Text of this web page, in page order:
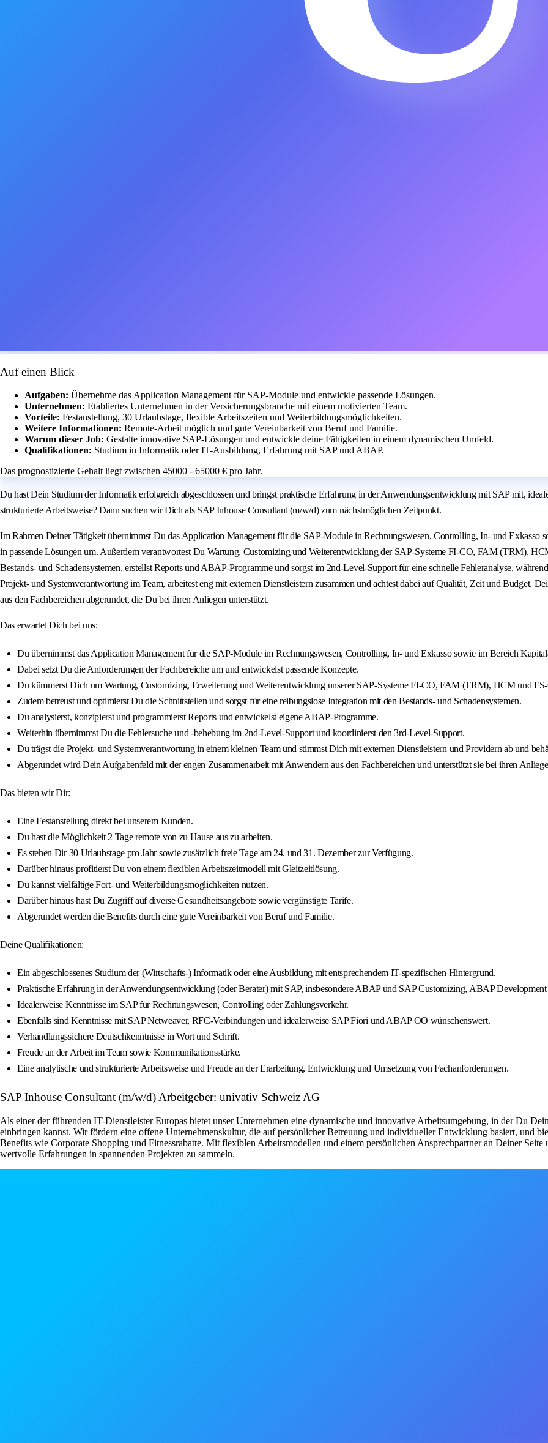
Auf einen Blick
Aufgaben: Übernehme das Application Management für SAP-Module und entwickle passende Lösungen.
Unternehmen: Etabliertes Unternehmen in der Versicherungsbranche mit einem motivierten Team.
Vorteile: Festanstellung, 30 Urlaubstage, flexible Arbeitszeiten und Weiterbildungsmöglichkeiten.
Weitere Informationen: Remote-Arbeit möglich und gute Vereinbarkeit von Beruf und Familie.
Warum dieser Job: Gestalte innovative SAP-Lösungen und entwickle deine Fähigkeiten in einem dynamischen Umfeld.
Qualifikationen: Studium in Informatik oder IT-Ausbildung, Erfahrung mit SAP und ABAP.
Das prognostizierte Gehalt liegt zwischen 45000 - 65000 € pro Jahr.
Du hast Dein Studium der Informatik erfolgreich abgeschlossen und bringst praktische Erfahrung in der Anwendungsentwicklung mit SAP mit,
strukturierte Arbeitsweise? Dann suchen wir Dich als SAP Inhouse Consultant (m/w/d) zum nächstmöglichen Zeitpunkt.
Im Rahmen Deiner Tätigkeit übernimmst Du das Application Management für die SAP-Module in Rechnungswesen, Controlling, In- und Exkasso
in passende Lösungen um. Außerdem verantwortest Du Wartung, Customizing und Weiterentwicklung der SAP-Systeme FI-CO, FAM (TRM),
Bestands- und Schadensystemen, erstellst Reports und ABAP-Programme und sorgst im 2nd-Level-Support für eine schnelle Fehleranalyse,
Projekt- und Systemverantwortung im Team, arbeitest eng mit externen Dienstleistern zusammen und achtest dabei auf Qualität, Zeit und Budget.
aus den Fachbereichen abgerundet, die Du bei ihren Anliegen unterstützt.
Das erwartet Dich bei uns:
Du übernimmst das Application Management für die SAP-Module im Rechnungswesen, Controlling, In- und Exkasso sowie im Bereich
Dabei setzt Du die Anforderungen der Fachbereiche um und entwickelst passende Konzepte.
Du kümmerst Dich um Wartung, Customizing, Erweiterung und Weiterentwicklung unserer SAP-Systeme FI-CO, FAM (TRM), HCM und
Zudem betreust und optimierst Du die Schnittstellen und sorgst für eine reibungslose Integration mit den Bestands- und Schadensystemen.
Du analysierst, konzipierst und programmierst Reports und entwickelst eigene ABAP-Programme.
Weiterhin übernimmst Du die Fehlersuche und -behebung im 2nd-Level-Support und koordinierst den 3rd-Level-Support.
Du trägst die Projekt- und Systemverantwortung in einem kleinen Team und stimmst Dich mit externen Dienstleistern und Providern ab und
Abgerundet wird Dein Aufgabenfeld mit der engen Zusammenarbeit mit Anwendern aus den Fachbereichen und unterstützt sie bei ihren
Das bieten wir Dir:
Eine Festanstellung direkt bei unserem Kunden.
Du hast die Möglichkeit 2 Tage remote von zu Hause aus zu arbeiten.
Es stehen Dir 30 Urlaubstage pro Jahr sowie zusätzlich freie Tage am 24. und 31. Dezember zur Verfügung.
Darüber hinaus profitierst Du von einem flexiblen Arbeitszeitmodell mit Gleitzeitlösung.
Du kannst vielfältige Fort- und Weiterbildungsmöglichkeiten nutzen.
Darüber hinaus hast Du Zugriff auf diverse Gesundheitsangebote sowie vergünstigte Tarife.
Abgerundet werden die Benefits durch eine gute Vereinbarkeit von Beruf und Familie.
Deine Qualifikationen:
Ein abgeschlossenes Studium der (Wirtschafts-) Informatik oder eine Ausbildung mit entsprechendem IT-spezifischen Hintergrund.
Praktische Erfahrung in der Anwendungsentwicklung (oder Berater) mit SAP, insbesondere ABAP und SAP Customizing, ABAP
Idealerweise Kenntnisse im SAP für Rechnungswesen, Controlling oder Zahlungsverkehr.
Ebenfalls sind Kenntnisse mit SAP Netweaver, RFC-Verbindungen und idealerweise SAP Fiori und ABAP OO wünschenswert.
Verhandlungssichere Deutschkenntnisse in Wort und Schrift.
Freude an der Arbeit im Team sowie Kommunikationsstärke.
Eine analytische und strukturierte Arbeitsweise und Freude an der Erarbeitung, Entwicklung und Umsetzung von Fachanforderungen.
SAP Inhouse Consultant (m/w/d) Arbeitgeber: univativ Schweiz AG
Als einer der führenden IT-Dienstleister Europas bietet unser Unternehmen eine dynamische und innovative Arbeitsumgebung, in der Du
einbringen kannst. Wir fördern eine offene Unternehmenskultur, die auf persönlicher Betreuung und individueller Entwicklung basiert, und
Benefits wie Corporate Shopping und Fitnessrabatte. Mit flexiblen Arbeitsmodellen und einem persönlichen Ansprechpartner an Deiner
wertvolle Erfahrungen in spannenden Projekten zu sammeln.